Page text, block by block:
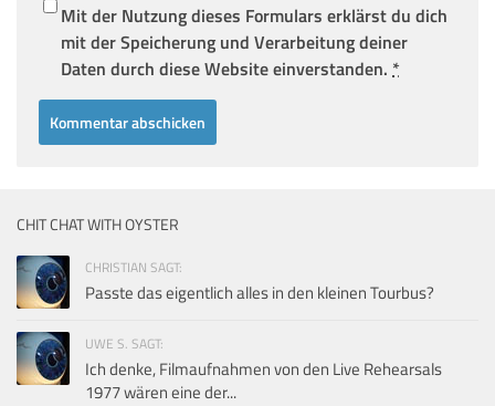
Mit der Nutzung dieses Formulars erklärst du dich
mit der Speicherung und Verarbeitung deiner
Daten durch diese Website einverstanden. *
CHIT CHAT WITH OYSTER
CHRISTIAN SAGT:
Passte das eigentlich alles in den kleinen Tourbus?
UWE S. SAGT:
Ich denke, Filmaufnahmen von den Live Rehearsals
1977 wären eine der...